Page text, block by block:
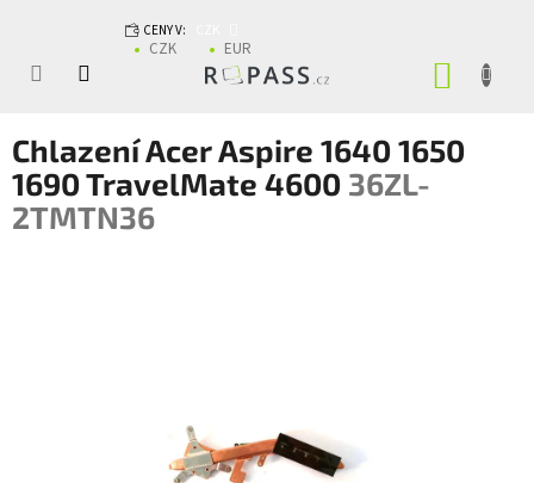
CENY V:
CZK EUR
Chlazení Acer Aspire 1640 1650
1690 TravelMate 4600 36ZL-
2TMTN36